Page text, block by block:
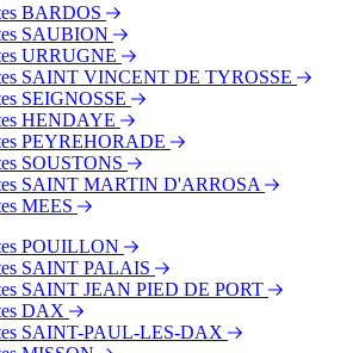
BARDOS
SAUBION
URRUGNE
SAINT VINCENT DE TYROSSE
SEIGNOSSE
HENDAYE
PEYREHORADE
SOUSTONS
SAINT MARTIN D'ARROSA
MEES
POUILLON
SAINT PALAIS
SAINT JEAN PIED DE PORT
DAX
SAINT-PAUL-LES-DAX